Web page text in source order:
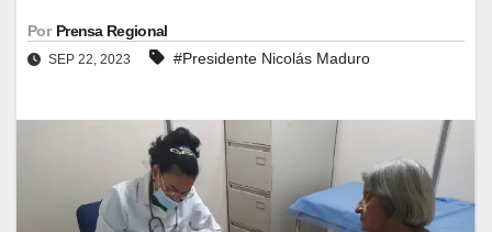
Por Prensa Regional
SEP 22, 2023 #Presidente Nicolás Maduro